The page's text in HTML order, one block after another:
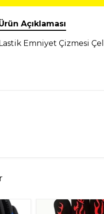
Açıklaması
Emniyet Çizmesi